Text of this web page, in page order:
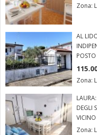
Zona:
AL
Zona:
DEGLI
Zona: